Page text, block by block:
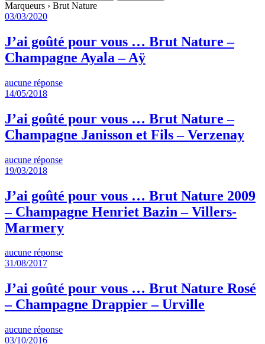
Marqueurs › Brut Nature
03/03/2020
J’ai goûté pour vous … Brut Nature –
Champagne Ayala – Aÿ
aucune réponse
14/05/2018
J’ai goûté pour vous … Brut Nature –
Champagne Janisson et Fils – Verzenay
aucune réponse
19/03/2018
J’ai goûté pour vous … Brut Nature 2009
– Champagne Henriet Bazin – Villers-
Marmery
aucune réponse
31/08/2017
J’ai goûté pour vous … Brut Nature Rosé
– Champagne Drappier – Urville
aucune réponse
03/10/2016